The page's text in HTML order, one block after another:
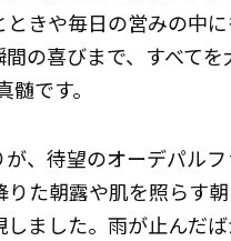
きや毎日の営みの中
の喜びまで、すべてを
です。
、待望のオーデパル
た朝露や肌を照らす
ました。雨が止んだ